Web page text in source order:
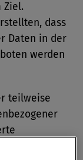
Ziel.
dass
Daten in der
werden
teilweise